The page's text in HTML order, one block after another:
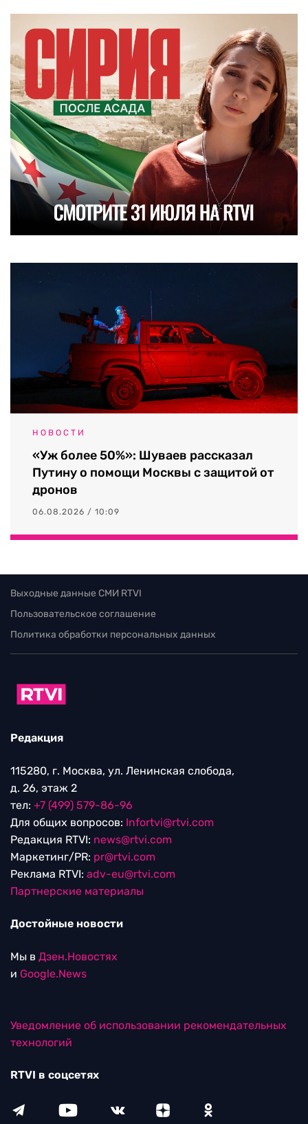
НОВОСТИ
«Уж более 50%»: Шуваев рассказал
Путину о помощи Москвы с защитой от
дронов
06.08.2026 / 10:09
Выходные данные СМИ RTVI
Пользовательское соглашение
Политика обработки персональных данных
Редакция
115280, г. Москва, ул. Ленинская слобода,
д. 26, этаж 2
тел: +7 (499) 579-86-96
Для общих вопросов: Infortvi@rtvi.com
Редакция RTVI: news@rtvi.com
Маркетинг/PR: pr@rtvi.com
Реклама RTVI: adv-eu@rtvi.com
Партнерские материалы
Достойные новости
Мы в Дзен.Новостях
и Google.News
Уведомление об использовании рекомендательных
технологий
RTVI в соцсетях